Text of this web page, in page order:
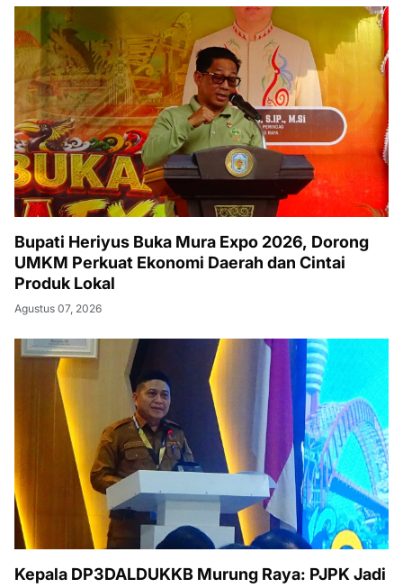
Bupati Heriyus Buka Mura Expo 2026, Dorong
UMKM Perkuat Ekonomi Daerah dan Cintai
Produk Lokal
Agustus 07, 2026
Kepala DP3DALDUKKB Murung Raya: PJPK Jadi